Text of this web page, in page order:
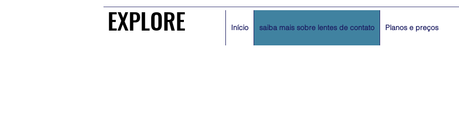
Início saiba mais sobre lentes de contato Planos e preços
EXPLORE
EXPLORE